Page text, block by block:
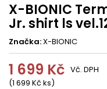
X-BIONIC
Jr. shirt ls
Značka:X-BIONIC
1 699 Kč
(1 699 Kč ks)
Vč. DPH